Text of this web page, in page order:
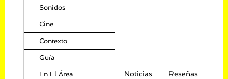
Sonidos
Cine
Contexto
Guía
En El Área Noticias Reseñas